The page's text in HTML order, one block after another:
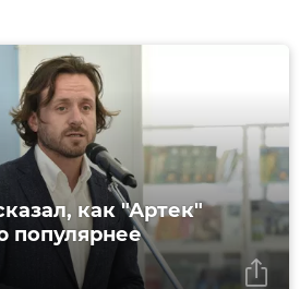
как "Артек"
популярнее